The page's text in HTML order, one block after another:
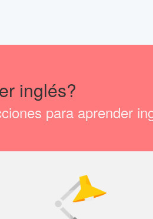
inglés?
para aprender